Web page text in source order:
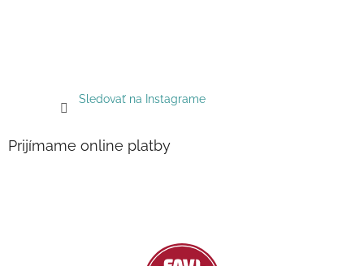
Sledovať na Instagrame
Prijímame online platby